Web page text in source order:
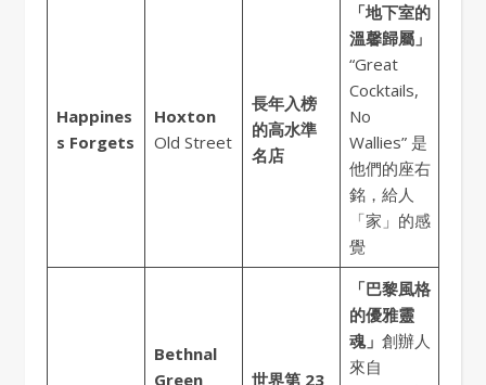
Happines
s Forgets
Hoxton
Old Street
長年入榜
的高水準
名店
「地下室的
溫馨歸屬」
“Great
Cocktails,
No
Wallies” 是
他們的座右
銘，給人
「家」的感
覺
Bethnal
Green
世界第 23
「巴黎風格
的優雅靈
魂」 創辦人
來自